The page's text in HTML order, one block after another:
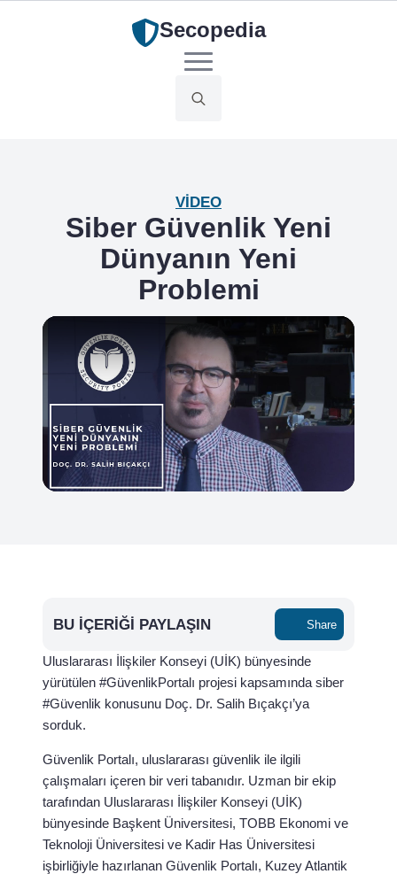
Secopedia
VIDEO
Siber Güvenlik Yeni
Dünyanın Yeni
Problemi
BU İÇERIĞI PAYLAŞIN Share
Uluslararası İlişkiler Konseyi (UİK) bünyesinde
yürütülen #GüvenlikPortalı projesi kapsamında siber
#Güvenlik konusunu Doç. Dr. Salih Bıçakçı’ya
sorduk.
Güvenlik Portalı, uluslararası güvenlik ile ilgili
çalışmaları içeren bir veri tabanıdır. Uzman bir ekip
tarafından Uluslararası İlişkiler Konseyi (UİK)
bünyesinde Başkent Üniversitesi, TOBB Ekonomi ve
Teknoloji Üniversitesi ve Kadir Has Üniversitesi
işbirliğiyle hazırlanan Güvenlik Portalı, Kuzey Atlantik